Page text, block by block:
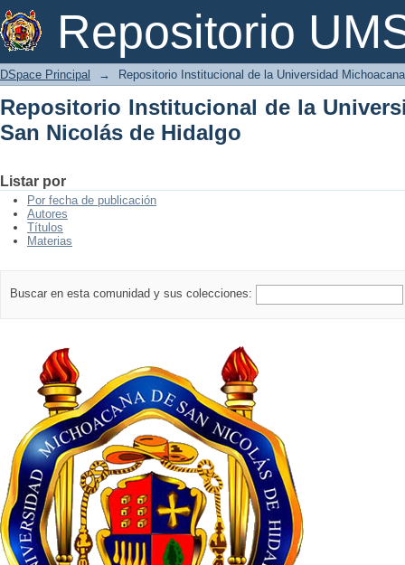
Repositorio
Repositorio Institucional de la
DSpace Principal → Repositorio Institucional de la Universidad
Repositorio Institucional de la
San Nicolás de Hidalgo
Listar por
Por fecha de publicación
Autores
Títulos
Materias
Buscar en esta comunidad y sus colecciones: